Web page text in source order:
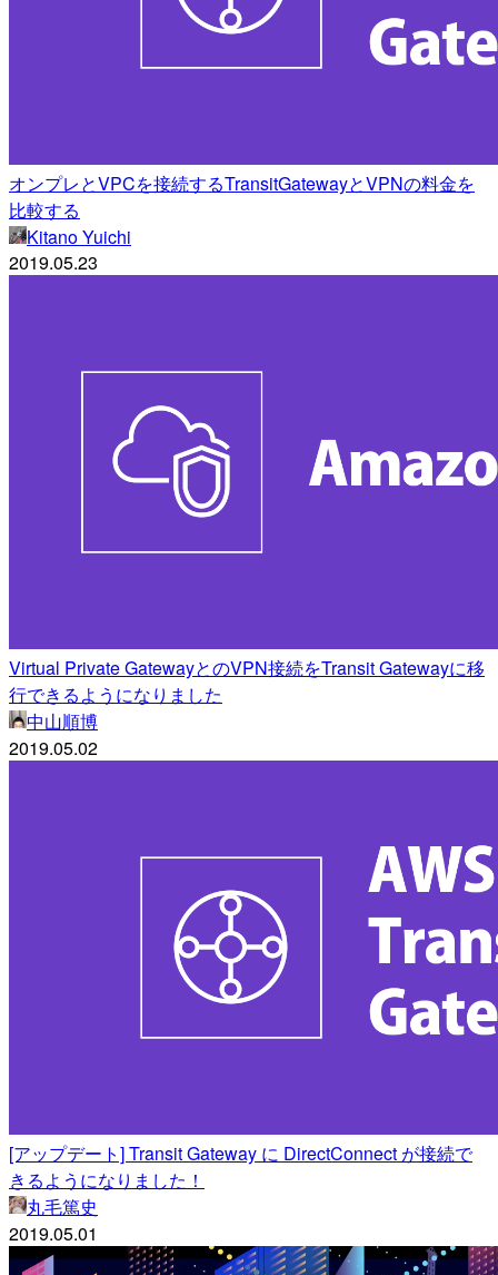
オンプレとVPCを接続するTransitGatewayとVPNの料金を
比較する
Kitano Yuichi
2019.05.23
Virtual Private GatewayとのVPN接続をTransit Gatewayに移
行できるようになりました
中山順博
2019.05.02
[アップデート] Transit Gateway に DirectConnect が接続で
きるようになりました！
丸毛篤史
2019.05.01